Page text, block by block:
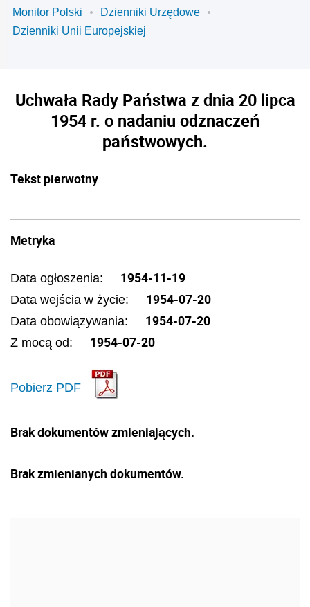
Monitor Polski
Dzienniki Urzędowe
Dzienniki Unii Europejskiej
Uchwała Rady Państwa z dnia 20 lipca
1954 r. o nadaniu odznaczeń
państwowych.
Tekst pierwotny
Metryka
Data ogłoszenia: 1954-11-19
Data wejścia w życie: 1954-07-20
Data obowiązywania: 1954-07-20
Z mocą od: 1954-07-20
Pobierz PDF
Brak dokumentów zmieniających.
Brak zmienianych dokumentów.